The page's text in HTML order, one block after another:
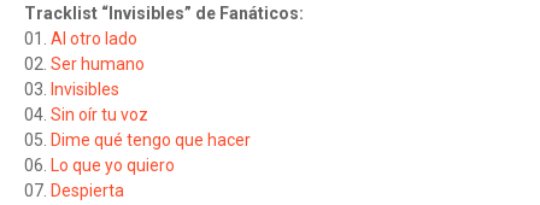
Tracklist “Invisibles” de Fanáticos:
01. Al otro lado
02. Ser humano
03. Invisibles
04. Sin oír tu voz
05. Dime qué tengo que hacer
06. Lo que yo quiero
07. Despierta